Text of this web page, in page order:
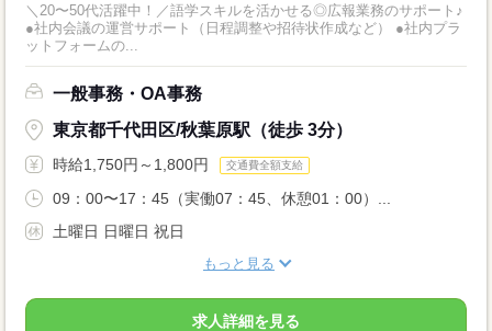
＼20〜50代活躍中！／語学スキルを活かせる◎広報業務のサポート♪
●社内会議の運営サポート（日程調整や招待状作成など） ●社内プラ
ットフォームの...
一般事務・OA事務
東京都千代田区/秋葉原駅（徒歩 3分）
時給1,750円～1,800円 交通費全額支給
09：00〜17：45（実働07：45、休憩01：00）...
土曜日 日曜日 祝日
もっと見る
求人詳細を見る